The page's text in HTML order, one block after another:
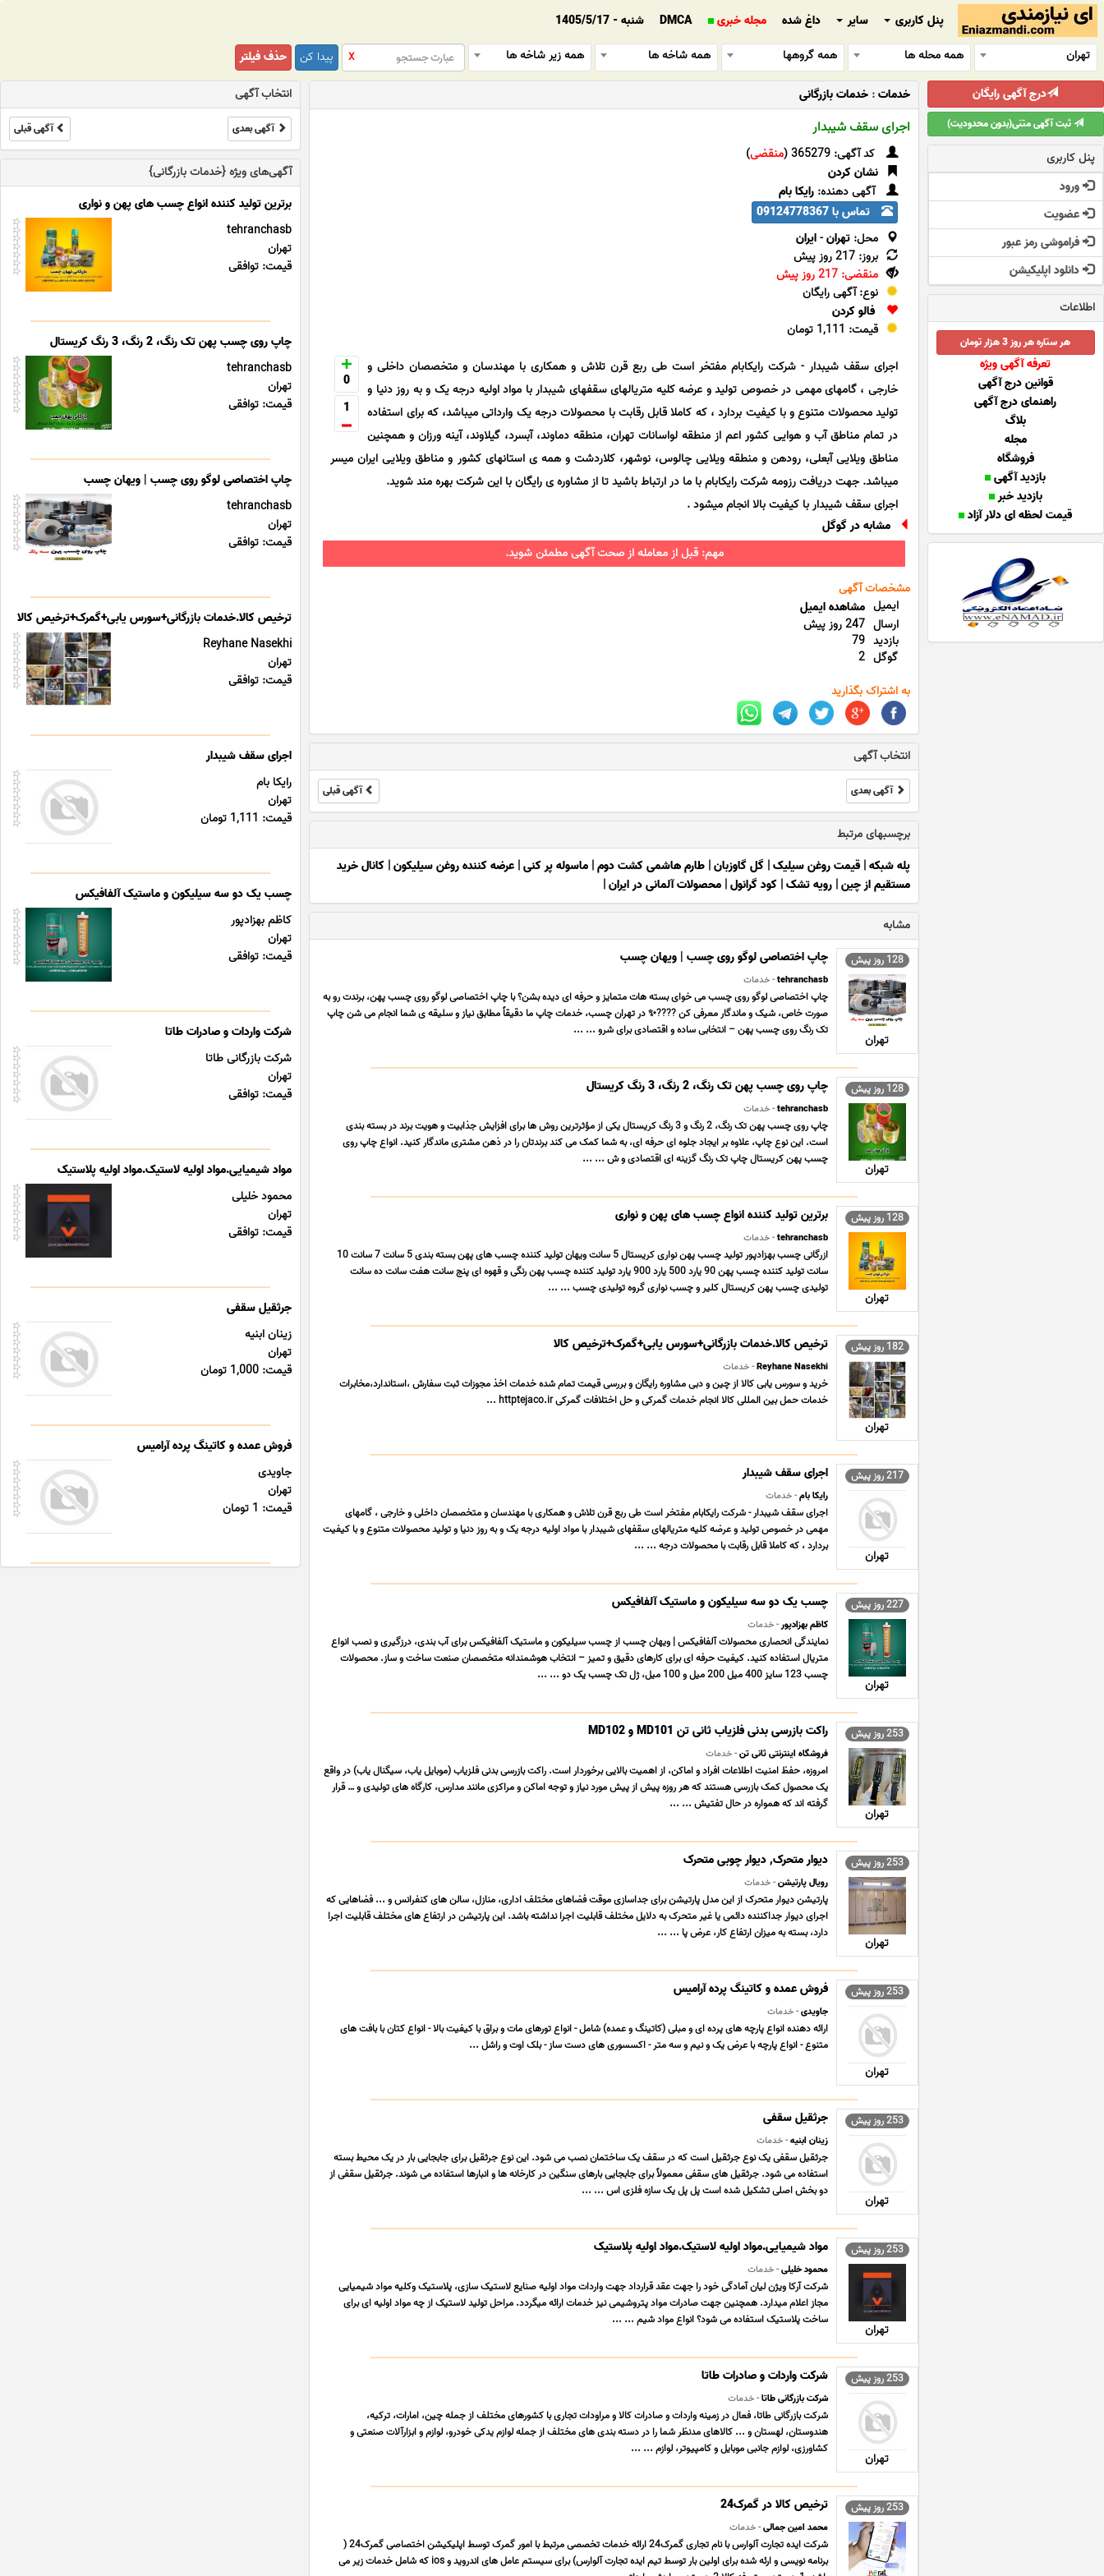
پنل کاربری سایر داغ شده مجله خبری DMCA
شنبه - 1405/5/17
تهران
همه محله ها همه گروهها همه شاخه ها همه زیر شاخه ها X پیدا کن
حذف فیلتر
خدمات:خدمات بازرگانی
اجرای سقف شیبدار
کد آگهی: 365279 ( منقضی)
نشان کردن
آگهی دهنده:رایکا بام
تماس با 09124778367
محل:تهران-ایران
بروز: 217 روز پیش
منقضی: 217 روز پیش
نوع: آگهی رایگان
فالو کردن
قیمت: 1,111 تومان
0
1
اجرای سقف شیبدار - شرکت رایکابام مفتخر است طی ربع قرن تلاش و همکاری با مهندسان و متخصصان داخلی و
خارجی ، گامهای مهمی در خصوص تولید و عرضه کلیه متریالهای سقفهای شیبدار با مواد اولیه درجه یک و به روز دنیا و
تولید محصولات متنوع و با کیفیت بردارد ، که کاملا قابل رقابت با محصولات درجه یک وارداتی میباشد، که برای استفاده
در تمام مناطق آب و هوایی کشور اعم از منطقه لواسانات تهران، منطقه دماوند، آبسرد، گیلاوند، آینه ورزان و همچنین
مناطق ویلایی آبعلی، رودهن و منطقه ویلایی چالوس، نوشهر، کلاردشت و همه ی استانهای کشور و مناطق ویلایی ایران میسر
میباشد. جهت دریافت رزومه شرکت رایکابام با ما در ارتباط باشید تا از مشاوره ی رایگان با این شرکت بهره مند شوید.
اجرای سقف شیبدار با کیفیت بالا انجام میشود .
مشابه در گوگل
مهم: قبل از معامله از صحت آگهی مطمئن شوید.
مشخصات آگهی
ایمیل مشاهده ایمیل
ارسال 247 روز پیش
بازدید 79
گوگل 2
به اشتراک بگذارید
انتخاب آگهی
آگهی بعدی آگهی قبلی
برچسبهای مرتبط
پله شبکه|قیمت روغن سیلیک| گل گاوزبان|طارم هاشمی کشت دوم|ماسوله پر کنی|عرضه کننده روغن سیلیکون| کانال خرید
مستقیم از چین|رویه تشک| کود گرانول|محصولات آلمانی در ایران|
مشابه
128 روز پیش
تهران
چاپ اختصاصی لوگو روی چسب | ویهان چسب
tehranchasb- خدمات
چاپ اختصاصی لوگو روی چسب می خوای بسته هات متمایز و حرفه ای دیده بشن؟ با چاپ اختصاصی لوگو روی چسب پهن، برندت رو به
صورت خاص، شیک و ماندگار معرفی کن ????✨ در تهران چسب، خدمات چاپ ما دقیقاً مطابق نیاز و سلیقه ی شما انجام می شن چاپ
تک رنگ روی چسب پهن – انتخابی ساده و اقتصادی برای شرو ... ...
128 روز پیش
تهران
چاپ روی چسب پهن تک رنگ، 2 رنگ، 3 رنگ کریستال
tehranchasb- خدمات
چاپ روی چسب پهن تک رنگ، 2 رنگ و 3 رنگ کریستال یکی از مؤثرترین روش ها برای افزایش جذابیت و هویت برند در بسته بندی
است. این نوع چاپ، علاوه بر ایجاد جلوه ای حرفه ای، به شما کمک می کند برندتان را در ذهن مشتری ماندگار کنید. انواع چاپ روی
چسب پهن کریستال چاپ تک رنگ گزینه ای اقتصادی و ش ... ...
128 روز پیش
تهران
برترین تولید کننده انواع چسب های پهن و نواری
tehranchasb- خدمات
ازرگانی چسب بهزادپور تولید چسب پهن نواری کریستال 5 سانت ویهان تولید کننده چسب های پهن بسته بندی 5 سانت 7 سانت 10
سانت تولید کننده چسب پهن 90 یارد 500 یارد 900 یارد تولید کننده چسب پهن رنگی و قهوه ای پنج سانت هفت سانت ده سانت
تولیدی چسب پهن کریستال کلیر و چسب نواری گروه تولیدی چسب ... ...
182 روز پیش
تهران
ترخیص کالا.خدمات بازرگانی+سورس یابی+گمرک+ترخیص کالا
Reyhane Nasekhi- خدمات
خرید و سورس یابی کالا از چین و دبی مشاوره رایگان و بررسی قیمت تمام شده خدمات اخذ مجوزات ثبت سفارش ،استاندارد،مخابرات
خدمات حمل بین المللی کالا انجام خدمات گمرکی و حل اختلافات گمرکی httptejaco.ir ...
217 روز پیش
تهران
اجرای سقف شیبدار
رایکا بام- خدمات
اجرای سقف شیبدار - شرکت رایکابام مفتخر است طی ربع قرن تلاش و همکاری با مهندسان و متخصصان داخلی و خارجی ، گامهای
مهمی در خصوص تولید و عرضه کلیه متریالهای سقفهای شیبدار با مواد اولیه درجه یک و به روز دنیا و تولید محصولات متنوع و با کیفیت
بردارد ، که کاملا قابل رقابت با محصولات درجه ... ...
227 روز پیش
تهران
چسب یک دو سه سیلیکون و ماستیک آلفافیکس
کاظم بهزادپور- خدمات
نمایندگی انحصاری محصولات آلفافیکس | ویهان چسب از چسب سیلیکون و ماستیک آلفافیکس برای آب بندی، درزگیری و نصب انواع
متریال استفاده کنید. کیفیت حرفه ای برای کارهای دقیق و تمیز – انتخاب هوشمندانه متخصصان صنعت ساخت و ساز. محصولات
چسب 123 سایز 400 میل 200 میل و 100 میل، ژل تک چسب یک دو ... ...
253 روز پیش
تهران
راکت بازرسی بدنی فلزیاب ثانی تن MD101 و MD102
فروشگاه اینترنتی ثانی تن- خدمات
امروزه، حفظ امنیت اطلاعات افراد و اماکن، از اهمیت بالایی برخوردار است. راکت بازرسی بدنی فلزیاب (موبایل یاب، سیگنال یاب) در واقع
یک محصول کمک بازرسی هستند که هر روزه پیش از پیش مورد نیاز و توجه اماکن و مراکزی مانند مدارس، کارگاه های تولیدی و … قرار
گرفته اند که همواره در حال تفتیش ... ...
253 روز پیش
تهران
دیوار متحرک, دیوار چوبی متحرک
رویال پارتیشن- خدمات
پارتیشن دیوار متحرک از این مدل پارتیشن برای جداسازی موقت فضاهای مختلف اداری، منازل، سالن های کنفرانس و ... فضاهایی که
اجرای دیوار جداکننده دائمی یا غیر متحرک به دلایل مختلف قابلیت اجرا نداشته باشد. این پارتیشن در ارتفاع های مختلف قابلیت اجرا
دارد، بسته به میزان ارتفاع کار، عرض پا ... ...
253 روز پیش
تهران
فروش عمده و کاتینگ پرده آرامیس
جاویدی- خدمات
ارائه دهنده انواع پارچه های پرده ای و مبلی (کاتینگ و عمده) شامل - انواع تورهای مات و براق با کیفیت بالا - انواع کتان با بافت های
متنوع - انواع پارچه با عرض یک و نیم و سه متر - اکسسوری های دست ساز - بلک اوت و راشل ...
253 روز پیش
تهران
جرثقیل سقفی
زینان ابنیه- خدمات
جرثقیل سقفی یک نوع جرثقیل است که در سقف یک ساختمان نصب می شود. این نوع جرثقیل برای جابجایی بار در یک محیط بسته
استفاده می شود. جرثقیل های سقفی معمولاً برای جابجایی بارهای سنگین در کارخانه ها و انبارها استفاده می شوند. جرثقیل سقفی از
دو بخش اصلی تشکیل شده است پل پل یک سازه فلزی اس ... ...
253 روز پیش
تهران
مواد شیمیایی.مواد اولیه لاستیک.مواد اولیه پلاستیک
محمود خلیلی- خدمات
شرکت آرکا ویژن لیان آمادگی خود را جهت عقد قرارداد جهت واردات مواد اولیه صنایع لاستیک سازی، پلاستیک وکلیه مواد شیمیایی
مجاز اعلام میدارد. همچنین جهت صادرات مواد پتروشیمی نیز خدمات ارائه میگردد. مراحل تولید لاستیک از چه مواد اولیه ای برای
ساخت پلاستیک استفاده می شود؟ انواع مواد شیم ... ...
253 روز پیش
تهران
شرکت واردات و صادرات طاتا
شرکت بازرگانی طاتا- خدمات
شرکت بازرگانی طاتا، فعال در زمینه واردات و صادرات کالا و مراودات تجاری با کشورهای مختلف از جمله چین، امارات، ترکیه،
هندوستان، لهستان و ... کالاهای مدنظر شما را در دسته بندی های مختلف از جمله لوازم یدکی خودرو، لوازم و ابزارآلات صنعتی و
کشاورزی، لوازم جانبی موبایل و کامپیوتر، لوازم ... ...
253 روز پیش ترخیص کالا در گمرک24
محمد امین جمالی- خدمات
شرکت ایده تجارت آلوارس با نام تجاری گمرک24 ارائه خدمات تخصصی مرتبط با امور گمرک توسط اپلیکیشن اختصاصی گمرک24 (
برنامه نویسی و ارئه شده برای اولین بار توسط تیم ایده تجارت آلوارس) برای سیستم عامل های اندروید و ios که شامل خدمات زیر می
انتخاب آگهی
آگهی بعدی آگهی قبلی
آگهی‌های ویژه {خدمات بازرگانی}
برترین تولید کننده انواع چسب های پهن و نواری
tehranchasb
تهران
قیمت: توافقی
چاپ روی چسب پهن تک رنگ، 2 رنگ، 3 رنگ کریستال
tehranchasb
تهران
قیمت: توافقی
چاپ اختصاصی لوگو روی چسب | ویهان چسب
tehranchasb
تهران
قیمت: توافقی
ترخیص کالا.خدمات بازرگانی+سورس یابی+گمرک+ترخیص کالا
Reyhane Nasekhi
تهران
قیمت: توافقی
اجرای سقف شیبدار
رایکا بام
تهران
قیمت: 1,111 تومان
چسب یک دو سه سیلیکون و ماستیک آلفافیکس
کاظم بهزادپور
تهران
قیمت: توافقی
شرکت واردات و صادرات طاتا
شرکت بازرگانی طاتا
تهران
قیمت: توافقی
مواد شیمیایی.مواد اولیه لاستیک.مواد اولیه پلاستیک
محمود خلیلی
تهران
قیمت: توافقی
جرثقیل سقفی
زینان ابنیه
تهران
قیمت: 1,000 تومان
فروش عمده و کاتینگ پرده آرامیس
جاویدی
تهران
قیمت: 1 تومان
درج آگهی رایگان
ثبت آگهی متنی(بدون محدودیت)
پنل کاربری
ورود
عضویت
فراموشی رمز عبور
دانلود اپلیکیشن
اطلاعات
هر ستاره هر روز 3 هزار تومان
تعرفه آگهی ویژه
قوانین درج آگهی
راهنمای درج آگهی
بلاگ
مجله
فروشگاه
بازدید آگهی
بازدید خبر
قیمت لحظه ای دلار آزاد